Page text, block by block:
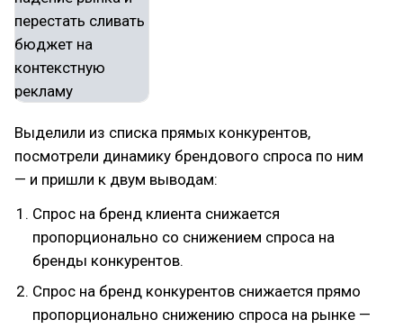
Выделили из списка прямых конкурентов,
посмотрели динамику брендового спроса по ним
— и пришли к двум выводам:
Спрос на бренд клиента снижается
пропорционально со снижением спроса на
бренды конкурентов.
Спрос на бренд конкурентов снижается прямо
пропорционально снижению спроса на рынке —